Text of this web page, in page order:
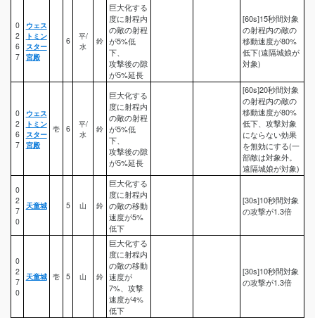
0
2
6
7
ウェス
トミン
スター
宮殿
6
平/
水
鈴
巨大化する
度に射程内
の敵の射程
が5%低
下、
攻撃後の隙
が5%延長
[60s]15秒間対象
の射程内の敵の
移動速度が80%
低下(遠隔城娘が
対象)
0
2
6
7
ウェス
トミン
スター
宮殿
壱 6
平/
水
鈴
巨大化する
度に射程内
の敵の射程
が5%低
下、
攻撃後の隙
が5%延長
[60s]20秒間対象
の射程内の敵の
移動速度が80%
低下、攻撃対象
にならない効果
を無効にする(一
部敵は対象外。
遠隔城娘が対象)
0
2
7
0
天童城 5 山 鈴
巨大化する
度に射程内
の敵の移動
速度が5%
低下
[30s]10秒間対象
の攻撃が1.3倍
0
2
7
0
天童城 壱 5 山 鈴
巨大化する
度に射程内
の敵の移動
速度が
7%、攻撃
速度が4%
低下
[30s]10秒間対象
の攻撃が1.3倍